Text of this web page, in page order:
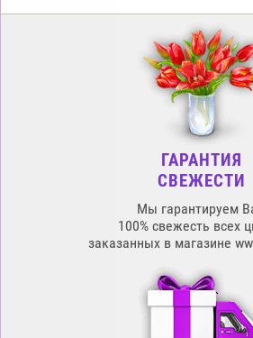
ГАРАНТИЯ
СВЕЖЕСТИ
Мы гарантируем
100% свежесть всех
заказанных в магазине